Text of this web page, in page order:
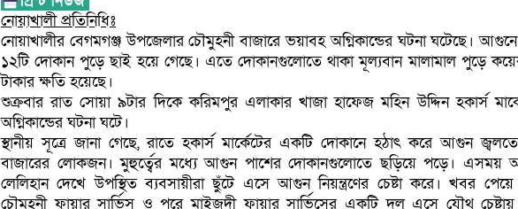
নোয়াখালী প্রতিনিধিঃ
নোয়াখালীর বেগমগঞ্জ উপজেলার চৌমুহনী বাজারে ভয়াবহ অগ্নিকান্ডের ঘটনা ঘটেছে।
১২টি দোকান পুড়ে ছাই হয়ে গেছে। এতে দোকানগুলোতে থাকা মূল্যবান মালামাল পুড়ে
টাকার ক্ষতি হয়েছে।
শুক্রবার রাত সোয়া ৯টার দিকে করিমপুর এলাকার খাজা হাফেজ মহিন উদ্দিন হকার্স
অগ্নিকান্ডের ঘটনা ঘটে।
স্থানীয় সূত্রে জানা গেছে, রাতে হকার্স মার্কেটের একটি দোকানে হঠাৎ করে আগুন
বাজারের লোকজন। মুহুর্ত্বের মধ্যে আগুন পাশের দোকানগুলোতে ছড়িয়ে পড়ে। এসময়
লেলিহান দেখে উপস্থিত ব্যবসায়ীরা ছুঁটে এসে আগুন নিয়ন্ত্রণের চেষ্টা করে। খবর পেয়ে
চৌমুহনী ফায়ার সার্ভিস ও পরে মাইজদী ফায়ার সার্ভিসের একটি দল এসে যৌথ